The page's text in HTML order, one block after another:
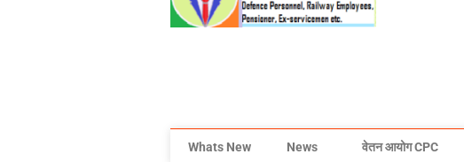
Whats New News वेतन आयोग CPC